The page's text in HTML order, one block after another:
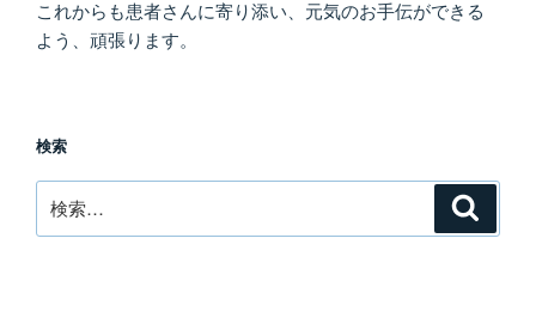
これからも患者さんに寄り添い、元気のお手伝ができる
よう、頑張ります。
検索
索: